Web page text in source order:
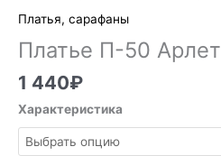
Платья, сарафаны
Платье П-50 Арлет
1 440₽
Характеристика